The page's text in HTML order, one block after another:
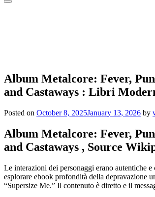
Album Metalcore: Fever,
and Castaways : Libri
Posted on October 8, 2025January 13, 2026 by
Album Metalcore: Fever,
and Castaways , Source
Le interazioni dei personaggi erano autentiche
esplorare ebook profondità della depravazione
“Supersize Me.” Il contenuto è diretto e il